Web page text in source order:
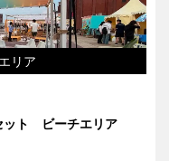
リア
ット ビーチエリア